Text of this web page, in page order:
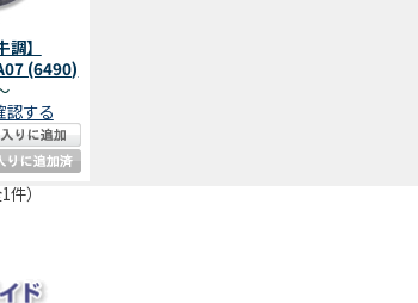
】
(6490)
認する
）